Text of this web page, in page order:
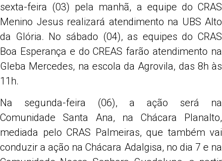
sexta-feira (03) pela manhã, a equipe do CRAS
Menino Jesus realizará atendimento na UBS Alto
da Glória. No sábado (04), as equipes do CRAS
Boa Esperança e do CREAS farão atendimento na
Gleba Mercedes, na escola da Agrovila, das 8h às
11h.
Na segunda-feira (06), a ação será na
Comunidade Santa Ana, na Chácara Planalto,
mediada pelo CRAS Palmeiras, que também vai
conduzir a ação na Chácara Adalgisa, no dia 7 e na